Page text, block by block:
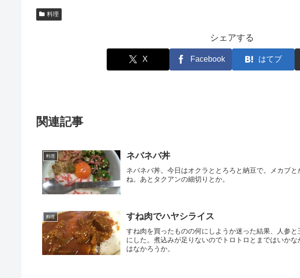
料理
シェアする
X Facebook はてブ
関連記事
料理 ネバネバ丼
ネバネバ丼。今日はオクラととろろと納豆で。メカブ
ね。あとタクアンの細切りとか。
料理 すね肉でハヤシライス
すね肉を買ったものの何にしようか迷った結果、人参
にした。煮込みが足りないのでトロトロとまではいか
はなかろうか。